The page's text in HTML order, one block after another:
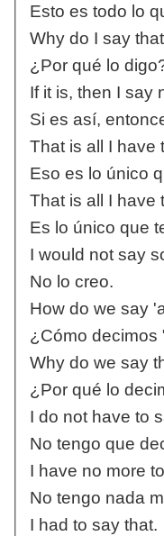
Esto es todo lo
Why do I say
¿Por qué lo
If it is, then I say
Si es así,
That is all I have
Eso es lo único
That is all I have
Es lo único que
I would not say
No lo creo.
How do we say
¿Cómo decimos
Why do we say
¿Por qué lo
I do not have to
No tengo que
I have no more
No tengo nada
I had to say that.